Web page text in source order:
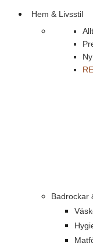
Hem & Livsstil
Badrockar